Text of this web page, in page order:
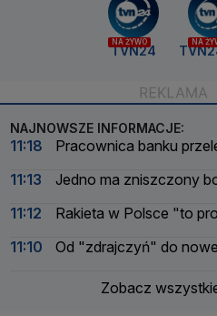
NA ŻYWO
TVN24
NA
NAJNOWSZE INFORMACJE:
11:18
Pracownica banku
11:13
Jedno ma zniszczony
11:12
Rakieta w Polsce "to
11:10
Od "zdrajczyń" do
obywatelstwoZobacz